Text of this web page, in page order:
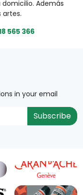
Además
artes.
565 366
in your email
Subscribe